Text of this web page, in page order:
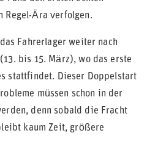
Regel-Ära verfolgen.
Fahrerlager weiter nach
bis 15. März), wo das erste
stattfindet. Dieser Doppelstart
müssen schon in der
denn sobald die Fracht
kaum Zeit, größere